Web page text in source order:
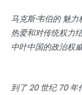
马克斯·韦伯的魅力
热爱和对传统权力
中叶中国的政治权
到了 20 世纪 70 年